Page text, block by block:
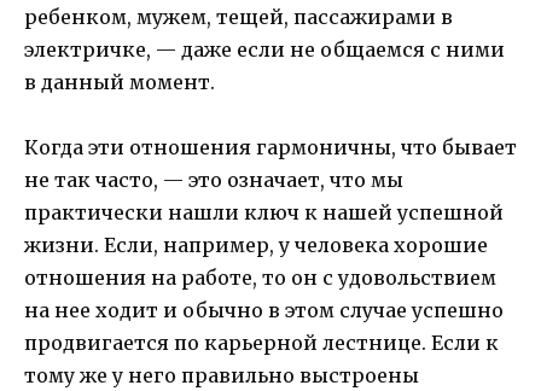
ребенком, мужем, тещей, пассажирами в
электричке, — даже если не общаемся с ними
в данный момент.
Когда эти отношения гармоничны, что бывает
не так часто, — это означает, что мы
практически нашли ключ к нашей успешной
жизни. Если, например, у человека хорошие
отношения на работе, то он с удовольствием
на нее ходит и обычно в этом случае успешно
продвигается по карьерной лестнице. Если к
тому же у него правильно выстроены